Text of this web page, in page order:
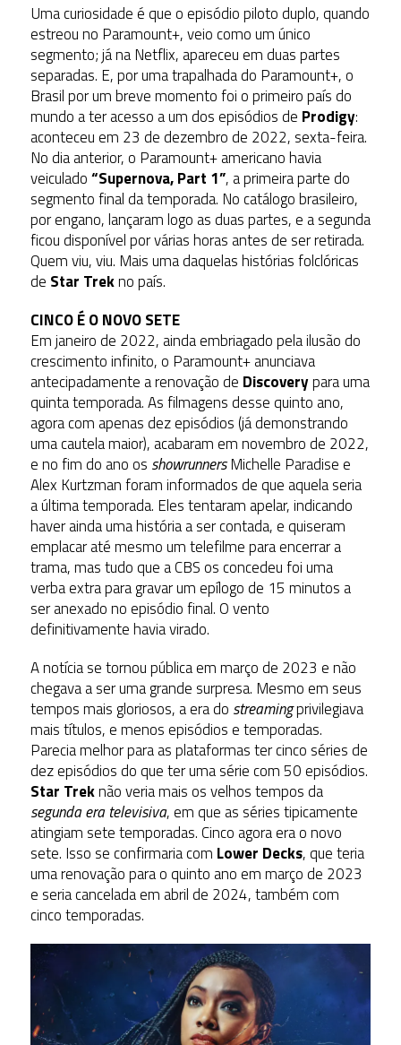
Uma curiosidade é que o episódio piloto duplo, quando
estreou no Paramount+, veio como um único
segmento; já na Netflix, apareceu em duas partes
separadas. E, por uma trapalhada do Paramount+, o
Brasil por um breve momento foi o primeiro país do
mundo a ter acesso a um dos episódios de Prodigy:
aconteceu em 23 de dezembro de 2022, sexta-feira.
No dia anterior, o Paramount+ americano havia
veiculado“Supernova, Part 1”, a primeira parte do
segmento final da temporada. No catálogo brasileiro,
por engano, lançaram logo as duas partes, e a segunda
ficou disponível por várias horas antes de ser retirada.
Quem viu, viu. Mais uma daquelas histórias folclóricas
de Star Trekno país.
CINCO É O NOVO SETE
Em janeiro de 2022, ainda embriagado pela ilusão do
crescimento infinito, o Paramount+ anunciava
antecipadamente a renovação de Discoverypara uma
quinta temporada. As filmagens desse quinto ano,
agora com apenas dez episódios (já demonstrando
uma cautela maior), acabaram em novembro de 2022,
e no fim do ano os showrunnersMichelle Paradise e
Alex Kurtzman foram informados de que aquela seria
a última temporada. Eles tentaram apelar, indicando
haver ainda uma história a ser contada, e quiseram
emplacar até mesmo um telefilme para encerrar a
trama, mas tudo que a CBS os concedeu foi uma
verba extra para gravar um epílogo de 15 minutos a
ser anexado no episódio final. O vento
definitivamente havia virado.
A notícia se tornou pública em março de 2023 e não
chegava a ser uma grande surpresa. Mesmo em seus
tempos mais gloriosos, a era do streamingprivilegiava
mais títulos, e menos episódios e temporadas.
Parecia melhor para as plataformas ter cinco séries de
dez episódios do que ter uma série com 50 episódios.
Star Treknão veria mais os velhos tempos da
segunda era televisiva, em que as séries tipicamente
atingiam sete temporadas. Cinco agora era o novo
sete. Isso se confirmaria com Lower Decks, que teria
uma renovação para o quinto ano em março de 2023
e seria cancelada em abril de 2024, também com
cinco temporadas.